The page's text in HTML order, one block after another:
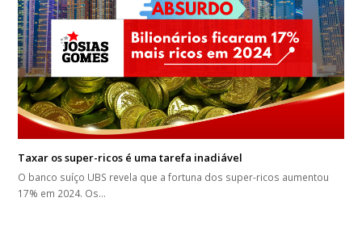
Taxar os super-ricos é uma tarefa inadiável
O banco suíço UBS revela que a fortuna dos super-ricos aumentou
17% em 2024. Os…